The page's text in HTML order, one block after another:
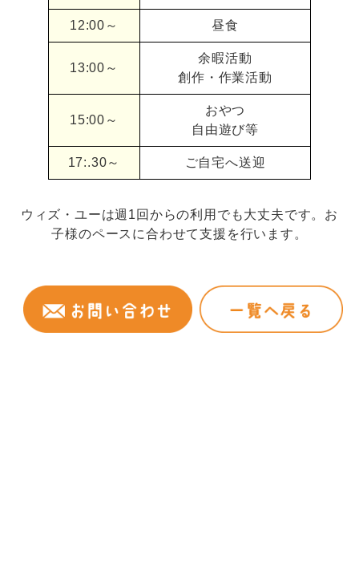
12:00～ 昼食
13:00～
余暇活動
創作・作業活動
15:00～
おやつ
自由遊び等
17:.30～ ご自宅へ送迎
ウィズ・ユーは週1回からの利用でも大丈夫です。お
子様のペースに合わせて支援を行います。